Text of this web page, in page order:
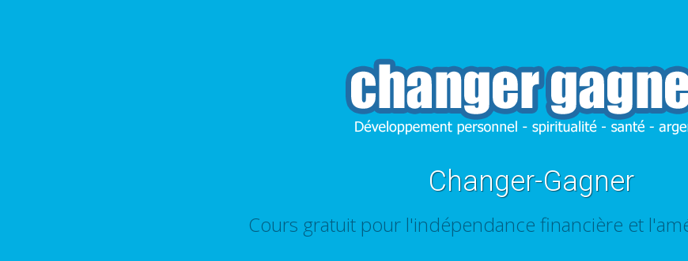
Changer-Gagner
Cours gratuit pour l'indépendance financière et